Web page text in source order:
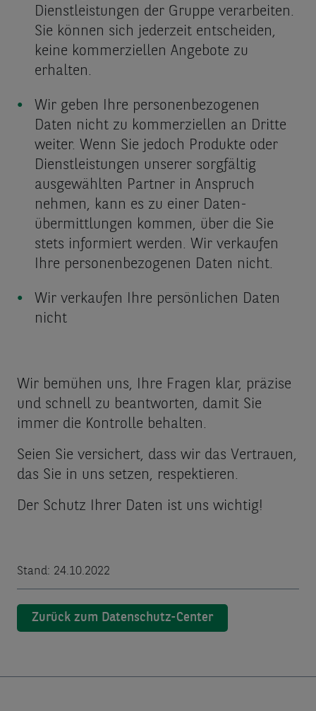
Dienstleistungen der Gruppe verarbeiten.
Sie können sich jederzeit entscheiden,
keine kommerziellen Angebote zu
erhalten.
Wir geben Ihre personen­bezogenen
Daten nicht zu kommerziellen an Dritte
weiter. Wenn Sie jedoch Produkte oder
Dienstleistungen unserer sorgfältig
ausgewählten Partner in Anspruch
nehmen, kann es zu einer Daten­
übermittlungen kommen, über die Sie
stets informiert werden. Wir verkaufen
Ihre personen­bezogenen Daten nicht.
Wir verkaufen Ihre persönlichen Daten
nicht
Wir bemühen uns, Ihre Fragen klar, präzise
und schnell zu beantworten, damit Sie
immer die Kontrolle behalten.
Seien Sie versichert, dass wir das Vertrauen,
das Sie in uns setzen, respektieren.
Der Schutz Ihrer Daten ist uns wichtig!
Stand: 24.10.2022
Zurück zum Datenschutz-Center